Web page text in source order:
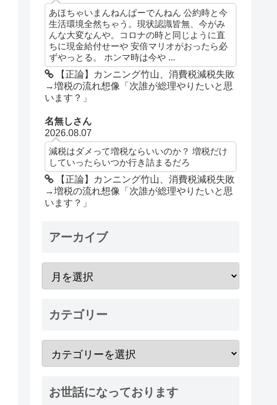
あほちゃいまんねんぱーでんねん 公約時と今
生活環境全然ちゃう。現状認識皆無、今がみ
んな大変なんや。コロナの時と同じように直
ちに現金給付せーや 安倍マリオがおったら必
ずやっとる。 ホンマ時は今や ...
【正論】カンニング竹山、消費税減税失敗
→増税の流れ想像「次誰が総理やりたいと思
います？」
名無しさん
2026.08.07
減税はダメって増税ならいいのか？ 増税だけ
していったらいつか行き詰まるだろ
【正論】カンニング竹山、消費税減税失敗
→増税の流れ想像「次誰が総理やりたいと思
います？」
アーカイブ
カテゴリー
お世話になっております